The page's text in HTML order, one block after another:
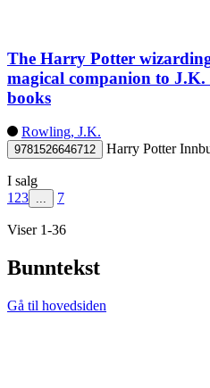
The Harry Potter
magical companion to
books
Rowling, J.K.
9781526646712 Harry Potter
I salg
123 ... 7
Viser 1-36
Bunntekst
Gå til hovedsiden